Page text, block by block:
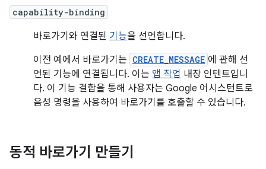
capability-binding
바로가기와 연결된 기능을 선언합니다.
이전 예에서 바로가기는 CREATE_MESSAGE 에 관해 선
언된 기능에 연결됩니다. 이는 앱 작업 내장 인텐트입니
다. 이 기능 결합을 통해 사용자는 Google 어시스턴트로
음성 명령을 사용하여 바로가기를 호출할 수 있습니다.
동적 바로가기 만들기